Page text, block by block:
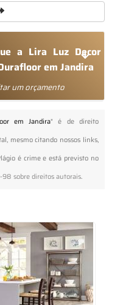
a Lira Luz Decor
em Jandira
um orçamento
em Jandira" é de direito
mesmo citando nossos links,
é crime e está previsto no
98 sobre direitos autorais.